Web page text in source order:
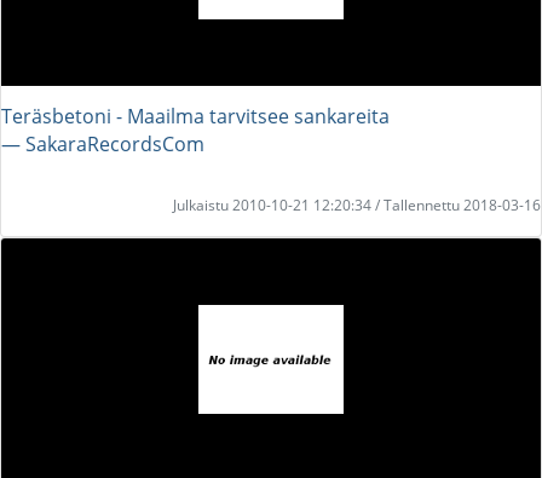
Teräsbetoni - Maailma tarvitsee sankareita
― SakaraRecordsCom
Julkaistu 2010-10-21 12:20:34 / Tallennettu 2018-03-16